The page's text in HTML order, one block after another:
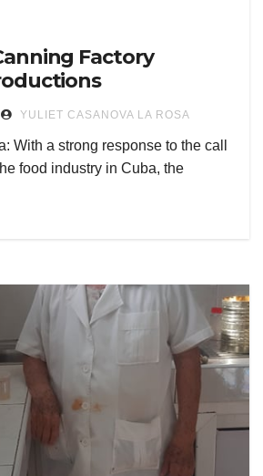
Factory
YULIET CASANOVA LA ROSA
With a strong response to the call
food industry in Cuba, the